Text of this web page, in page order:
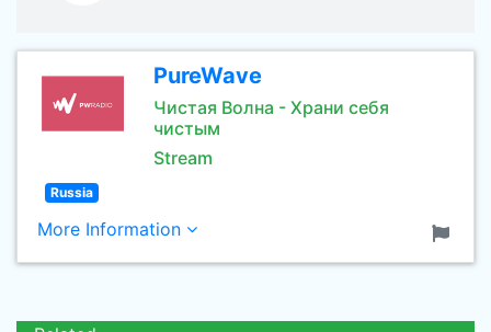
PureWave
Чистая Волна - Храни себя
чистым
Stream
Russia
More Information